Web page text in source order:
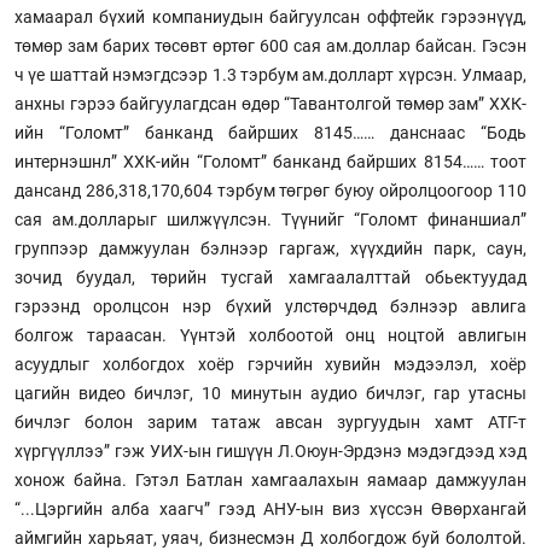
хамаарал бүхий компаниудын байгуулсан оффтейк гэрээнүүд,
төмөр зам барих төсөвт өртөг 600 сая ам.доллар байсан. Гэсэн
ч үе шаттай нэмэгдсээр 1.3 тэрбум ам.долларт хүрсэн. Улмаар,
анхны гэрээ байгуулагдсан өдөр “Тавантолгой төмөр зам” ХХК-
ийн “Голомт” банканд байрших 8145…… данснаас “Бодь
интернэшнл” ХХК-ийн “Голомт” банканд байрших 8154…… тоот
дансанд 286,318,170,604 тэрбум төгрөг буюу ойролцоогоор 110
сая ам.долларыг шилжүүлсэн. Түүнийг “Голомт финаншиал”
группээр дамжуулан бэлнээр гаргаж, хүүхдийн парк, саун,
зочид буудал, төрийн тусгай хамгаалалттай обьектуудад
гэрээнд оролцсон нэр бүхий улстөрчдөд бэлнээр авлига
болгож тараасан. Үүнтэй холбоотой онц ноцтой авлигын
асуудлыг холбогдох хоёр гэрчийн хувийн мэдээлэл, хоёр
цагийн видео бичлэг, 10 минутын аудио бичлэг, гар утасны
бичлэг болон зарим татаж авсан зургуудын хамт АТГ-т
хүргүүллээ” гэж УИХ-ын гишүүн Л.Оюун-Эрдэнэ мэдэгдээд хэд
хонож байна. Гэтэл Батлан хамгаалахын яамаар дамжуулан
“...Цэргийн алба хаагч” гээд АНУ-ын виз хүссэн Өвөрхангай
аймгийн харьяат, уяач, бизнесмэн Д холбогдож буй бололтой.